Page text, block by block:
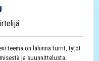
teema on lähinnä turrit, tytöt
ja suunnittelusta.